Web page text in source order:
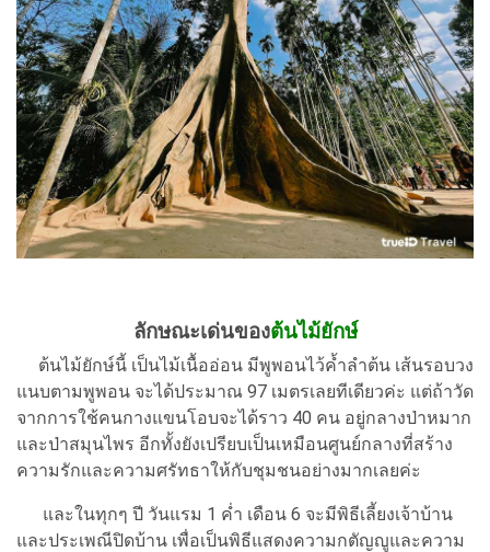
ลักษณะเด่นของต้นไม้ยักษ์
ต้นไม้ยักษ์นี้ เป็นไม้เนื้ออ่อน มีพูพอนไว้ค้ำลำต้น เส้นรอบวง
แนบตามพูพอน จะได้ประมาณ 97 เมตรเลยทีเดียวค่ะ แต่ถ้าวัด
จากการใช้คนกางแขนโอบจะได้ราว 40 คน อยู่กลางป่าหมาก
และป่าสมุนไพร อีกทั้งยังเปรียบเป็นเหมือนศูนย์กลางที่สร้าง
ความรักและความศรัทธาให้กับชุมชนอย่างมากเลยค่ะ
และในทุกๆ ปี วันแรม 1 ค่ำ เดือน 6 จะมีพิธีเลี้ยงเจ้าบ้าน
และประเพณีปิดบ้าน เพื่อเป็นพิธีแสดงความกตัญญูและความ